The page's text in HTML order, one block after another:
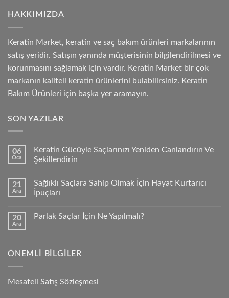
HAKKIMIZDA
Keratin Market, keratin ve saç bakım ürünleri markalarının
satış yeridir. Satışın yanında müşterisinin bilgilendirilmesi ve
korunmasını sağlamak için vardır. Keratin Market bir çok
markanın kaliteli keratin ürünlerini bulabilirsiniz. Keratin
Bakım Ürünleri için başka yer aramayın.
SON YAZILAR
06
Oca
Keratin Gücüyle Saçlarınızı Yeniden Canlandırın Ve
Şekillendirin
21
Ara
Sağlıklı Saçlara Sahip Olmak İçin Hayat Kurtarıcı
İpuçları
20
Ara
Parlak Saçlar İçin Ne Yapılmalı?
ÖNEMLI BILGILER
Mesafeli Satış Sözleşmesi